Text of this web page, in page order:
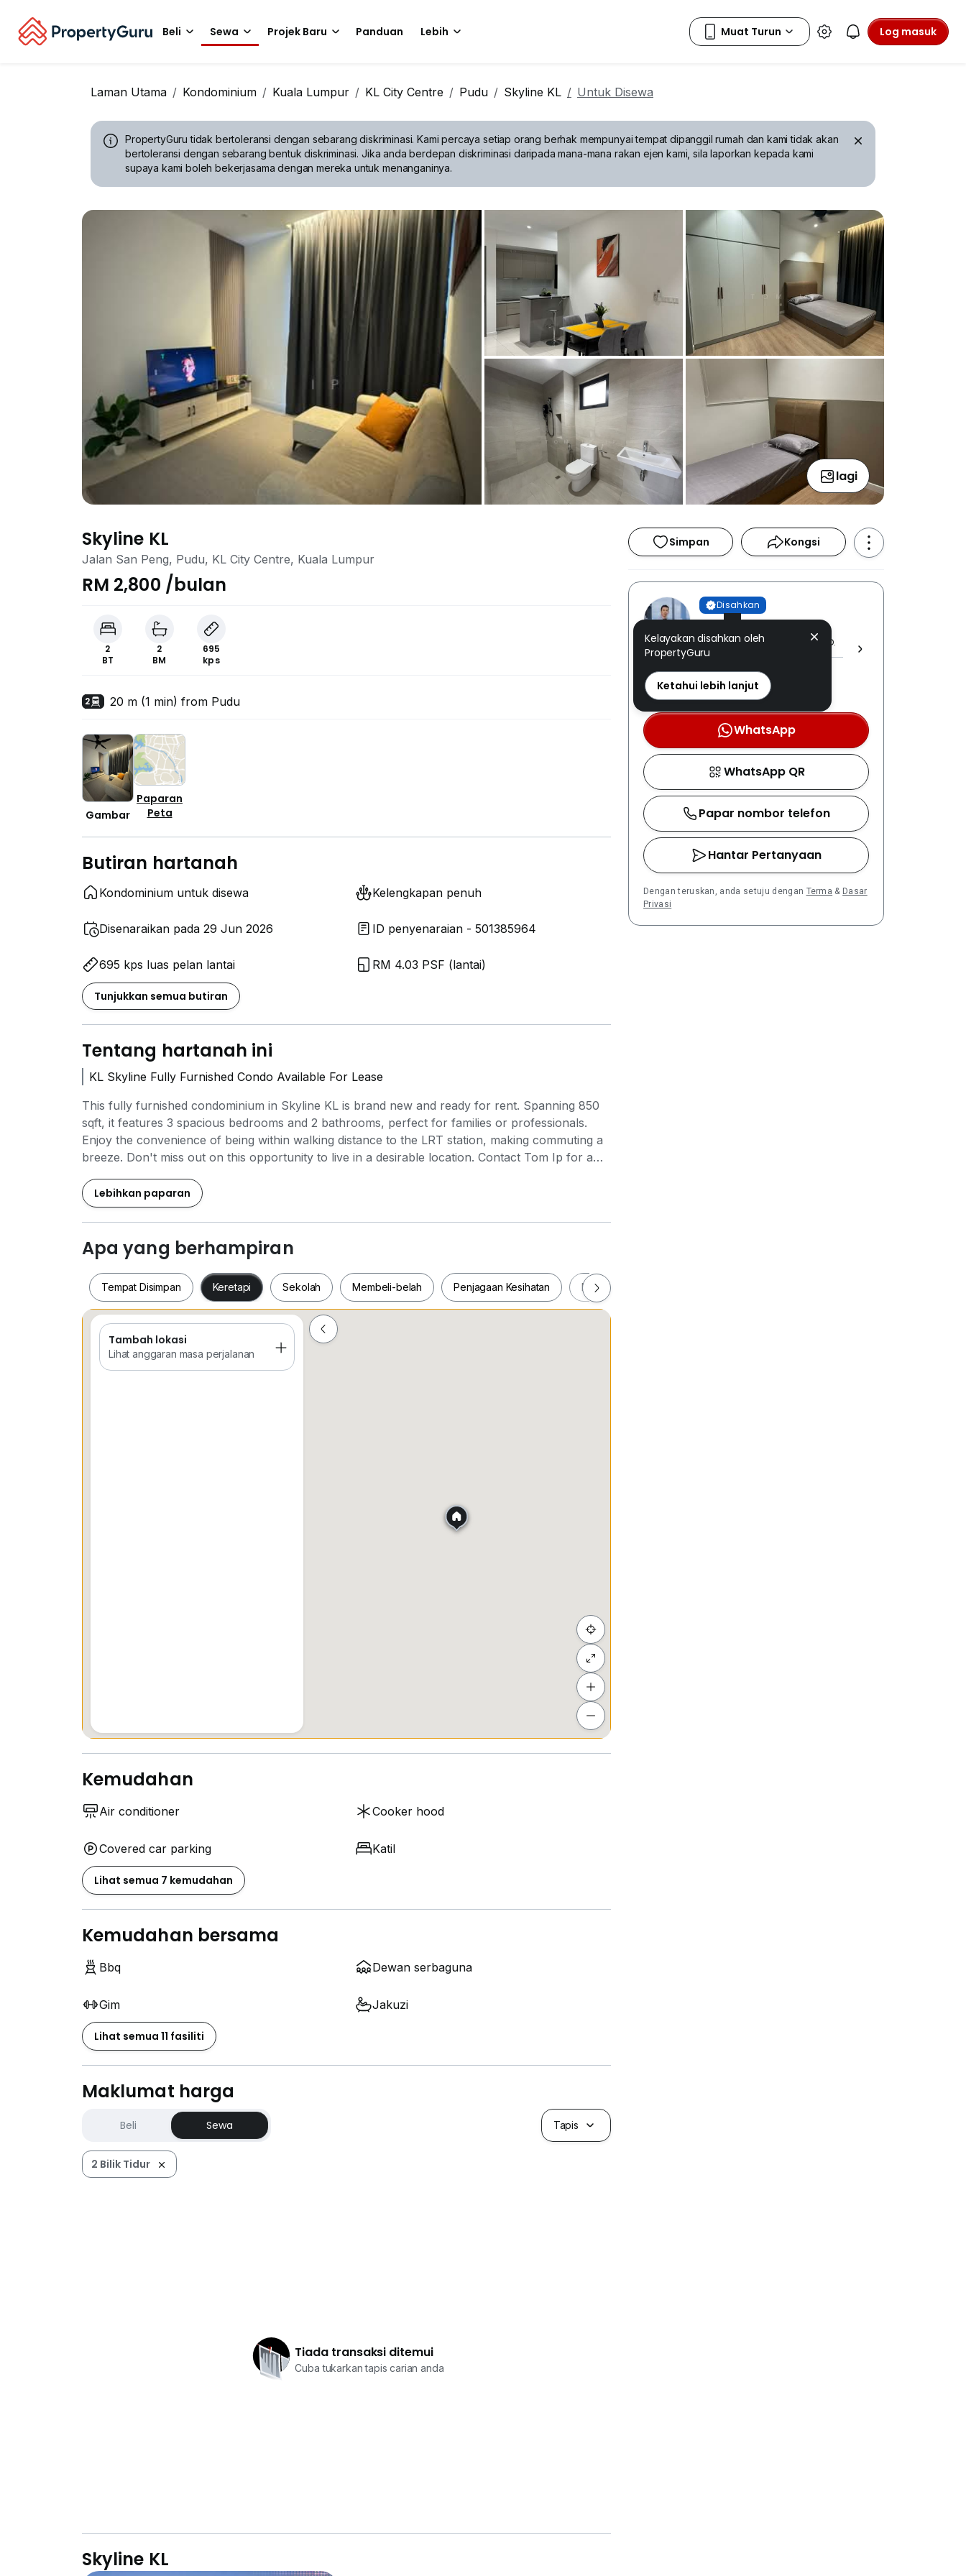
Beli Sewa Projek Baru Panduan Lebih Log masuk
Laman Utama Kondominium Kuala Lumpur KL City Centre Pudu Skyline KL Untuk Disewa
PropertyGuru tidak bertoleransi dengan sebarang diskriminasi.Kami percaya setiap orang berhak mempunyai tempat dipanggil rumah dan kami tidak akan
bertoleransi dengan sebarang bentuk diskriminasi. Jika anda berdepan diskriminasi daripada mana-mana rakan ejen kami, sila laporkan kepada kami
supaya kami boleh bekerjasama dengan mereka untuk menanganinya.
lagi
Skyline KL
Jalan San Peng, Pudu, KL City Centre, Kuala Lumpur
RM 2,800 /bulan
2
BT
2
BM
695
kps
2 20 m (1 min) from Pudu
Gambar
Paparan
Peta
Butiran hartanah
Kondominium untuk disewa Kelengkapan penuh
Disenaraikan pada 29 Jun 2026 ID penyenaraian - 501385964
695 kps luas pelan lantai RM 4.03 PSF (lantai)
Tunjukkan semua butiran
Tentang hartanah ini
KL Skyline Fully Furnished Condo Available For Lease
This fully furnished condominium in Skyline KL is brand new and ready for rent. Spanning 850
sqft, it features 3 spacious bedrooms and 2 bathrooms, perfect for families or professionals.
Enjoy the convenience of being within walking distance to the LRT station, making commuting a
breeze. Don't miss out on this opportunity to live in a desirable location. Contact Tom Ip for a
Lebihkan paparan
Apa yang berhampiran
Tempat Disimpan Keretapi Sekolah Membeli-belah Penjagaan Kesihatan Makanan & Minuman
Tempat Disimpan Sekolah
Tambah lokasi
Lihat anggaran masa perjalanan
Kemudahan
Air conditioner Cooker hood
Covered car parking Katil
Lihat semua 7 kemudahan
Kemudahan bersama
Bbq Dewan serbaguna
Gim Jakuzi
Lihat semua 11 fasiliti
Maklumat harga
Beli Sewa Tapis
2 Bilik Tidur
Tiada transaksi ditemui
Cuba tukarkan tapis carian anda
Skyline KL
Simpan Kongsi
Disahkan
Tom Ip
BIG PLUS PROPERTIES SDN. BHD.
REN: 06865 disahkan
Nombor berdaftar LPEPH
disahkan melalui OTP
WhatsApp
WhatsApp QR
Papar nombor telefon
Hantar Pertanyaan
Dengan teruskan, anda setuju dengan Terma & Dasar
Privasi
Kelayakan disahkan oleh
PropertyGuru
Ketahui lebih lanjut